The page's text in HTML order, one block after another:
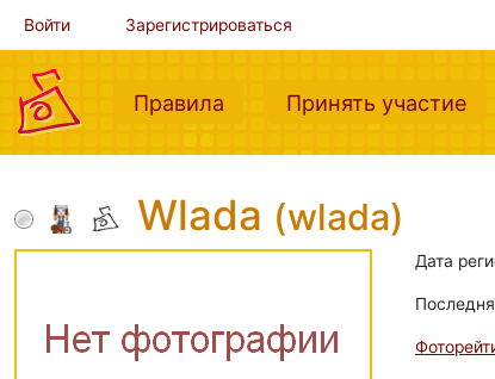
Войти Зарегистрироваться
Правила (current)Принять участие
Wlada (wlada)
Дата